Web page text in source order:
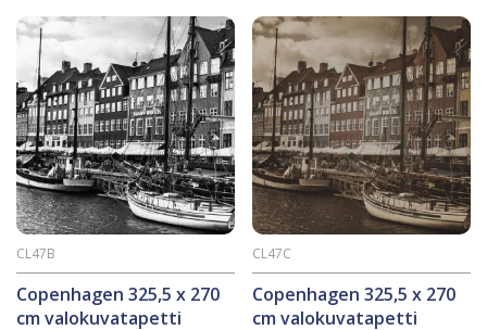
Copenhagen 325,5 x 270
cm valokuvatapetti
CL47B
Copenhagen 325,5 x 270
cm valokuvatapetti
CL47C